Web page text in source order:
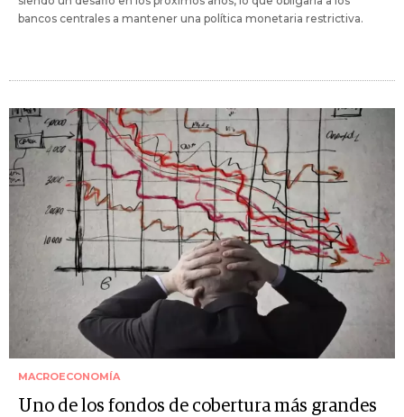
bancos centrales a mantener una política monetaria restrictiva.
MACROECONOMÍA
Uno de los fondos de cobertura más grandes